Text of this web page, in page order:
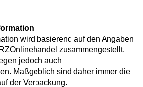
wird basierend auf den Angaben
zusammengestellt.
jedoch auch
Maßgeblich sind daher immer die
der Verpackung.